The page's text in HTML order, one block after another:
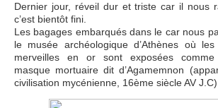
Dernier jour, réveil dur et triste car il nous
c’est bientôt fini.
Les bagages embarqués dans le car nous
le musée archéologique d’Athènes où
merveilles en or sont exposées
masque mortuaire dit d’Agamemnon
civilisation mycénienne, 16ème siècle AV J.C).